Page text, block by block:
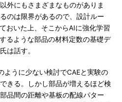
外にもさまざまなものがありま
のは限界があるので、設計ルー
おいた上、そこからAIに強化学習
るような部品の材料定数の基礎デ
は話す。
うに少ない検討でCAEと実験の
きる。しかし部品が増えるほど検
品間の距離や基板の配線パター